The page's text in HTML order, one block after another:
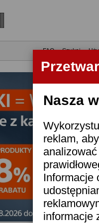
Nasza
reklam,
Informacje
informacje
•FAQ•Szukaj•